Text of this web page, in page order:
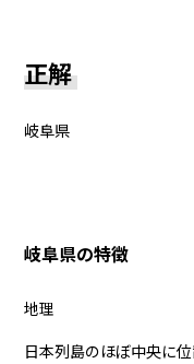
正解
岐阜県
岐阜県の特徴
地理
日本列島のほぼ中央に位